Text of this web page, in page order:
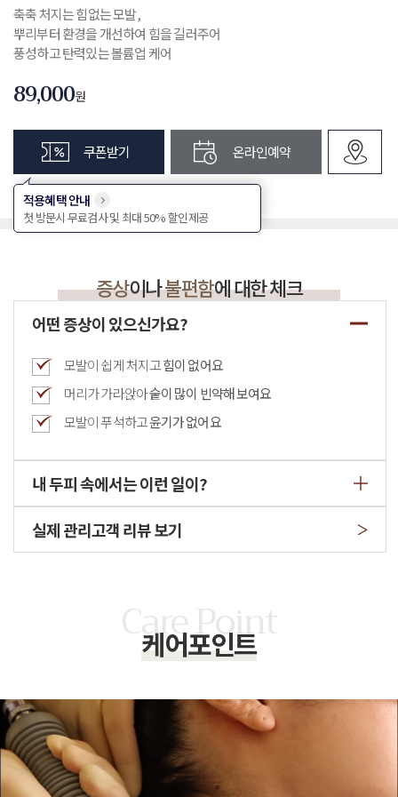
축축 처지는 힘없는 모발,
뿌리부터 환경을 개선하여 힘을 길러주어
풍성하고 탄력있는 볼륨업 케어
89,000원
쿠폰받기
적용혜택 안내
첫 방문시 무료검사 및 최대 50% 할인제공
온라인예약
증상이나불편함에 대한 체크
어떤 증상이 있으신가요?
모발이 쉽게 처지고힘이 없어요
머리가 가라앉아숱이 많이 빈약해 보여요
모발이 푸석하고윤기가 없어요
내 두피 속에서는 이런 일이?
실제 관리고객 리뷰 보기
케어포인트
개인정보 수집 및 이용 동의
취소